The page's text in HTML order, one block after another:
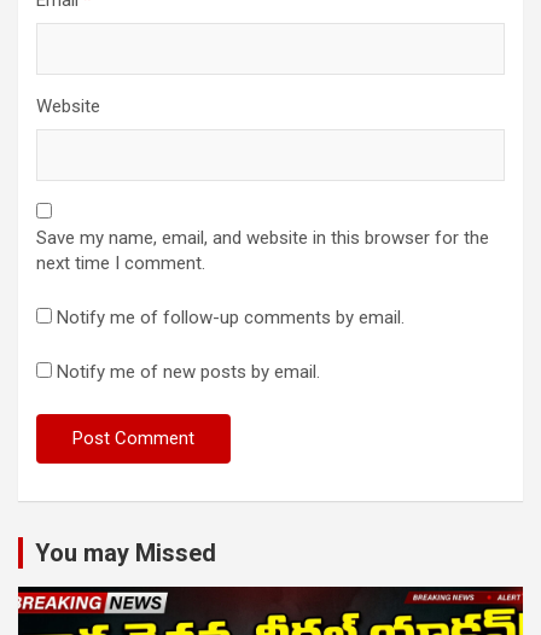
Website
Save my name, email, and website in this browser for the
next time I comment.
Notify me of follow-up comments by email.
Notify me of new posts by email.
You may Missed